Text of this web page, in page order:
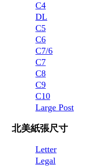
C4
DL
C5
C6
C7/6
C7
C8
C9
C10
Large Post
北美紙張尺寸
Letter
Legal